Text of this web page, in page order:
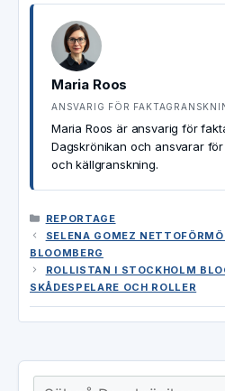
Maria Roos
ANSVARIG FÖR
Maria Roos är ansvarig för
Dagskrönikan och ansvarar
och källgranskning.
KATEGORIER
REPORTAGE
SELENA GOMEZ
BLOOMBERG
ROLLISTAN I STOCKHOLM
SKÅDESPELARE OCH ROLLER
Sök